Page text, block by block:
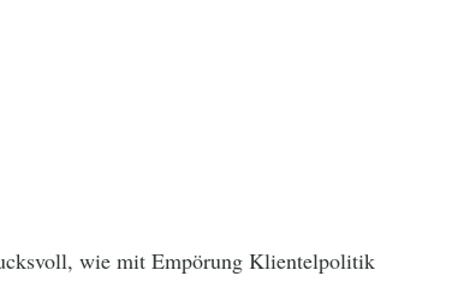
wie mit Empörung Klientelpolitik